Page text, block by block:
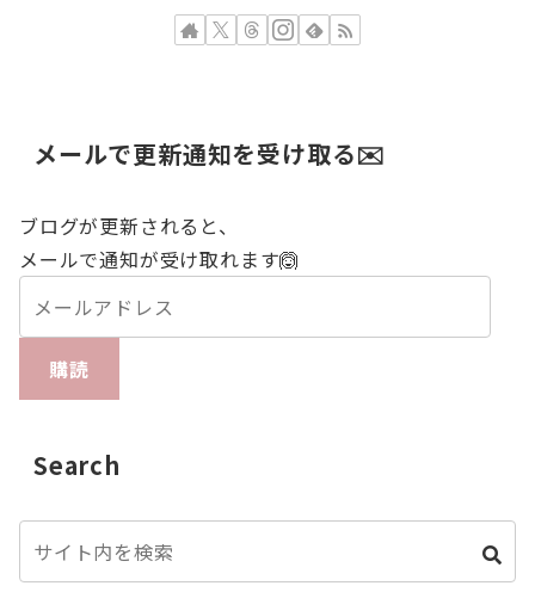
メールで更新通知を受け取る✉️
ブログが更新されると、
メールで通知が受け取れます🙆
購読
Search